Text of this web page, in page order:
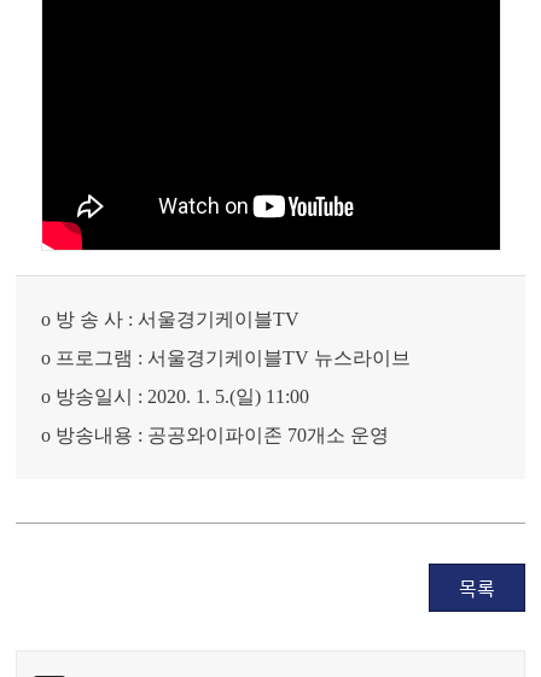
o 방 송 사 : 서울경기케이블TV
o 프로그램 : 서울경기케이블TV 뉴스라이브
o 방송일시 : 2020. 1. 5.(일) 11:00
o 방송내용 : 공공와이파이존 70개소 운영
목록